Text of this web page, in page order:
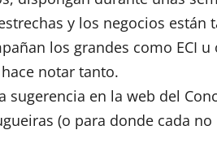
y los negocios están
los grandes como ECI u
notar tanto.
en la web del
(o para donde cada no